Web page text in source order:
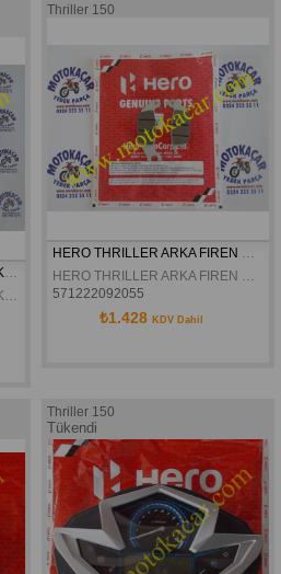
Thriller 150
571222092055
₺1.428 KDV Dahil
Thriller 150
Tükendi